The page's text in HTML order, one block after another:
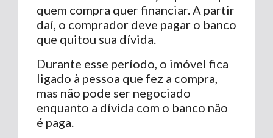
quem compra quer financiar. A partir
daí, o comprador deve pagar o banco
que quitou sua dívida.
Durante esse período, o imóvel fica
ligado à pessoa que fez a compra,
mas não pode ser negociado
enquanto a dívida com o banco não
é paga.